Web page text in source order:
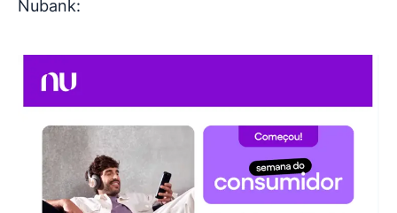
Nubank: